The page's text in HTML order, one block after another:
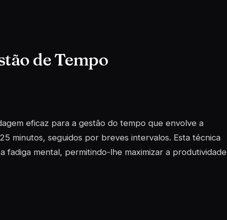
de Tempo
eficaz para a gestão do tempo que envolve a
minutos, seguidos por breves intervalos. Esta técnica
fadiga mental, permitindo-lhe maximizar a produtividade